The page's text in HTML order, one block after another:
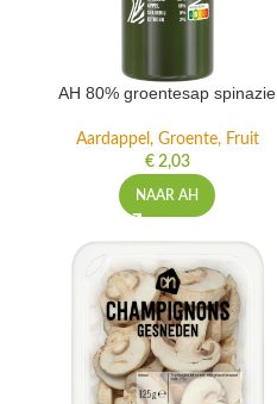
AH 80% groentesap spinazie
Aardappel, Groente, Fruit
€2,03
NAAR AH